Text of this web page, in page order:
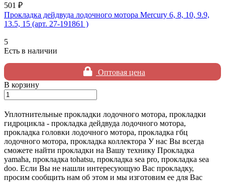
501 ₽
Прокладка дейдвуда лодочного мотора Mercury 6, 8, 10, 9.9,
13.5, 15 (арт. 27-191861 )
5
Есть в наличии
Оптовая цена
В корзину
Уплотнительные прокладки лодочного мотора, прокладки
гидроцикла - прокладка дейдвуда лодочного мотора,
прокладка головки лодочного мотора, прокладка гбц
лодочного мотора, прокладка коллектора У нас Вы всегда
сможете найти прокладки на Вашу технику Прокладка
yamaha, прокладка tohatsu, прокладка sea pro, прокладка sea
doo. Если Вы не нашли интересующую Вас прокладку,
просим сообщить нам об этом и мы изготовим ее для Вас